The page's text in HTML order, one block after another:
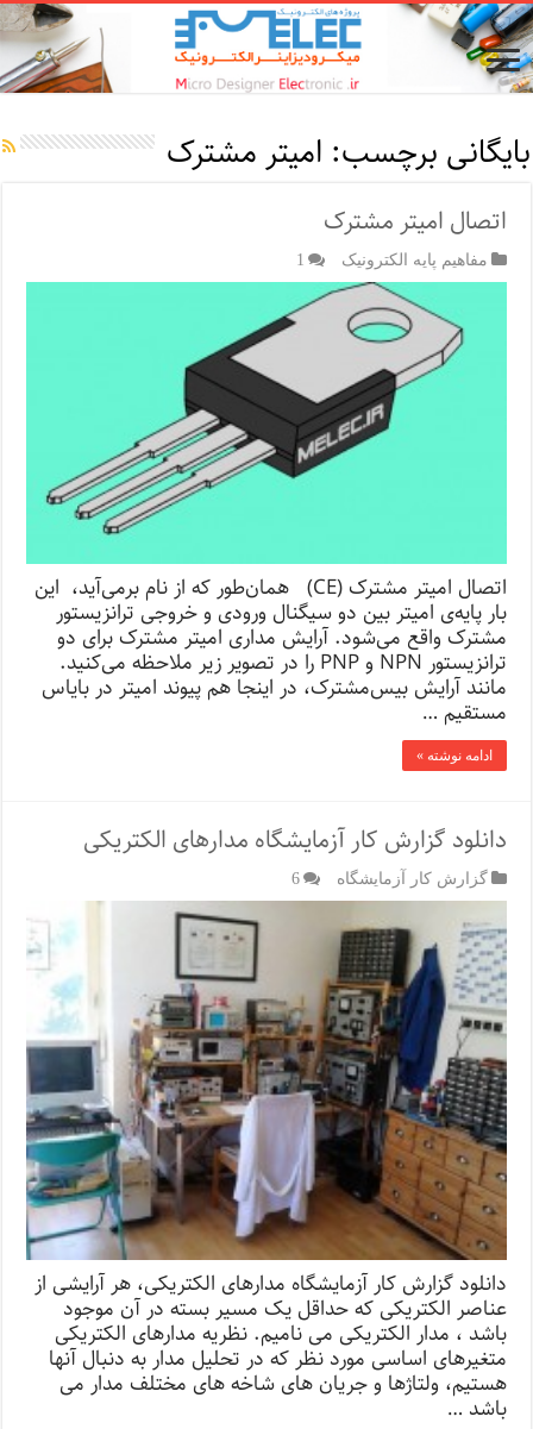
بایگانی برچسب: امیتر مشترک
اتصال امیتر مشترک
مفاهیم پایه الکترونیک 1
اتصال امیتر مشترک (CE) همان‌طور که از نام برمی‌آید، این
‌بار پایه‌ی امیتر بین دو سیگنال ورودی و خروجی ترانزیستور
مشترک واقع می‌شود. آرایش مداری امیتر مشترک برای دو
ترانزیستور NPN و PNP را در تصویر زیر ملاحظه می‌کنید.
مانند آرایش بیس‌مشترک، در اینجا هم پیوند امیتر در بایاس
مستقیم …
ادامه نوشته »
دانلود گزارش کار آزمایشگاه مدارهای الکتریکی
گزارش کار آزمایشگاه 6
دانلود گزارش کار آزمایشگاه مدارهای الکتریکی، هر آرایشی از
عناصر الکتریکی که حداقل یک مسیر بسته در آن موجود
باشد ، مدار الکتریکی می نامیم. نظریه مدارهای الکتریکی
متغیرهای اساسی مورد نظر که در تحلیل مدار به دنبال آنها
هستیم، ولتاژها و جریان های شاخه های مختلف مدار می
باشد …